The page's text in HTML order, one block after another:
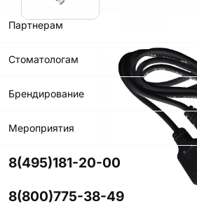
Партнерам
Стоматологам
Брендирование
Мероприятия
8(495)181-20-00
8(800)775-38-49